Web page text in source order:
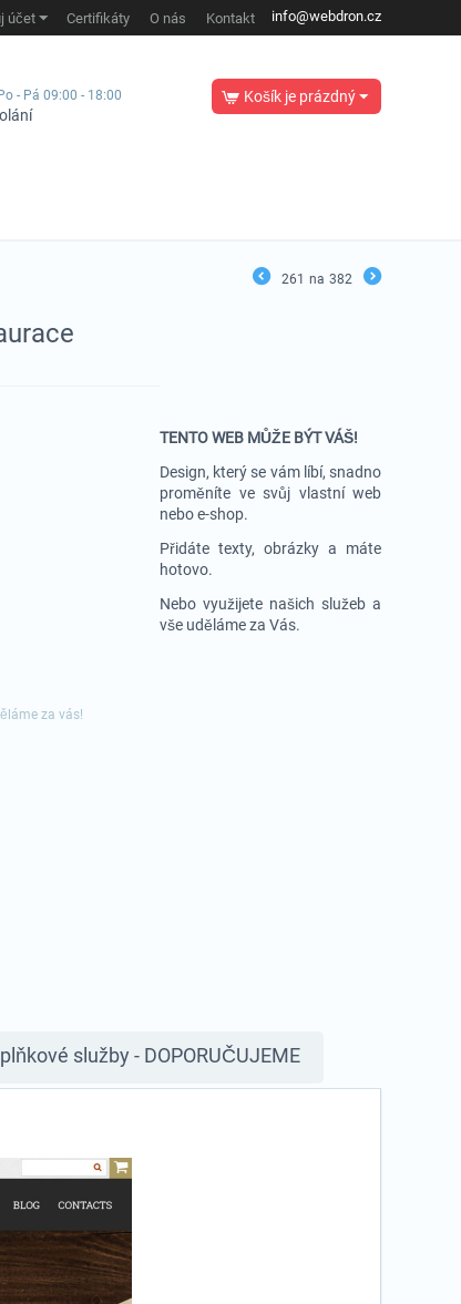
info@webdron.cz
Certifikáty O nás Kontakt
účet
Po - Pá 09:00 - 18:00 Košík je prázdný
261 na 382
TENTO WEB MŮŽE BÝT VÁŠ!
Design, který se vám líbí, snadno
proměníte ve svůj vlastní web
nebo e-shop.
Přidáte texty, obrázky a máte
hotovo.
Nebo využijete našich služeb a
vše uděláme za Vás.
za vás!
služby - DOPORUČUJEME